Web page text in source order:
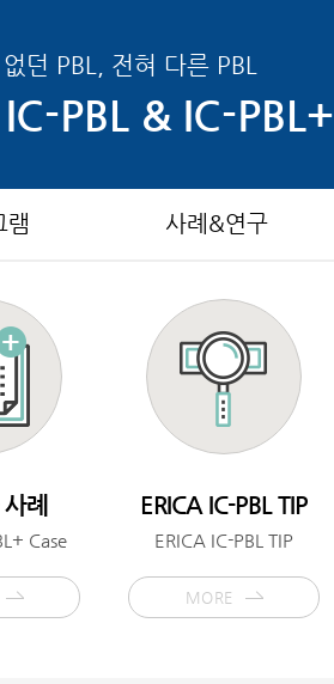
던 PBL, 전혀 다른 PBL
PBL & IC-PBL+
램 사례&연구
례
Case
ERICA IC-PBL TIP
ERICA IC-PBL TIP
MORE